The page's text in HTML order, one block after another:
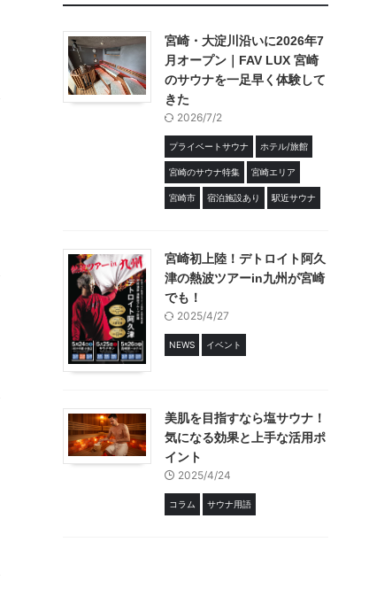
宮崎・大淀川沿いに2026年7
月オープン｜FAV LUX 宮崎
のサウナを一足早く体験して
きた
2026/7/2
プライベートサウナ ホテル/旅館
宮崎のサウナ特集 宮崎エリア
宮崎市 宿泊施設あり 駅近サウナ
宮崎初上陸！デトロイト阿久
津の熱波ツアーin九州が宮崎
でも！
2025/4/27
NEWS イベント
美肌を目指すなら塩サウナ！
気になる効果と上手な活用ポ
イント
2025/4/24
コラム サウナ用語